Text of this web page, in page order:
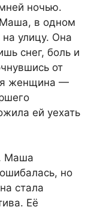
ночью.
Маша, в одном
улицу. Она
снег, боль и
от
женщина —
ей уехать
Маша
но
стала
Её